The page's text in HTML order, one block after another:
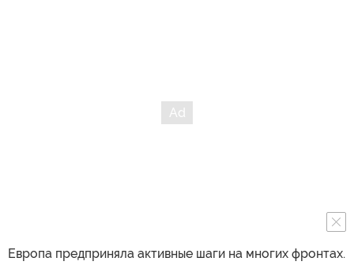
Европа предприняла активные шаги на многих фронтах.